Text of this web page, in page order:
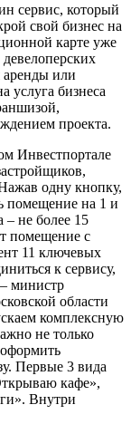
сервис, который
свой бизнес на
карте уже
или
услуга бизнеса
проекта.
Инвестпортале
одну кнопку,
помещение на 1 и
– не более 15
помещение с
11 ключевых
к сервису,
министр
области
комплексную
не только
Первые 3 вида
кафе»,
Внутри